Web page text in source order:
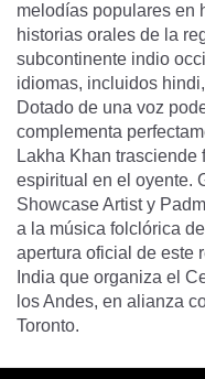
melodías populares en
historias orales de la
subcontinente indio
idiomas, incluidos
Dotado de una voz
complementa
Lakha Khan trasciende
espiritual en el oyente.
Showcase Artist y
a la música folclórica
apertura oficial de este
India que organiza el
los Andes, en alianza
Toronto.